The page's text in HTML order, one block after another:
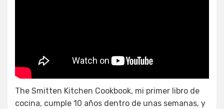
antigua
The Smitten Kitchen Cookbook, mi primer libro de
cocina, cumple 10 años dentro de unas semanas, y